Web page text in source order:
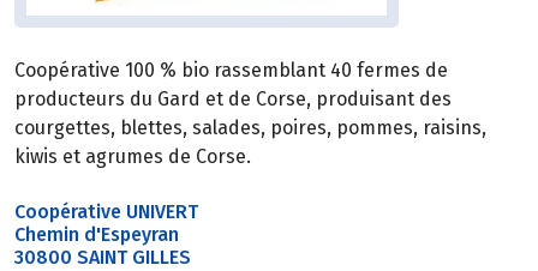
Coopérative 100 % bio rassemblant 40 fermes de
producteurs du Gard et de Corse, produisant des
courgettes, blettes, salades, poires, pommes, raisins,
kiwis et agrumes de Corse.
Coopérative UNIVERT
Chemin d'Espeyran
30800 SAINT GILLES